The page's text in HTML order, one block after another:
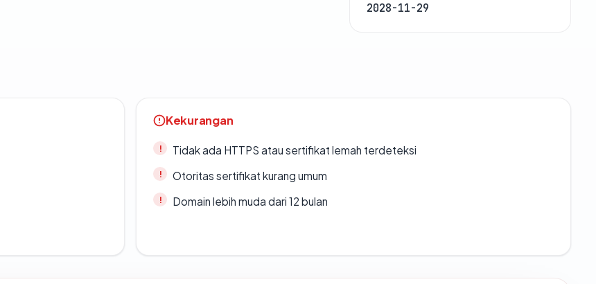
2028-11-29
Kekurangan
Tidak ada HTTPS atau sertifikat lemah terdeteksi
Otoritas sertifikat kurang umum
Domain lebih muda dari 12 bulan